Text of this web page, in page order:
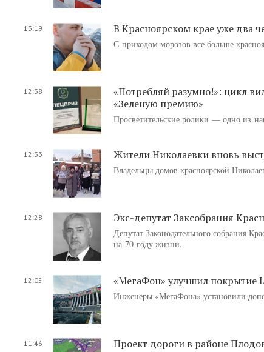
13:19 В Красноярском крае уже два
С приходом морозов все больше
12:38
«Потребляй разумно!»: цикл
«Зеленую премию»
Просветительские ролики — одно из
12:33 Жители Николаевки вновь
Владельцы домов красноярской
12:28 Экс-депутат Заксобрания
Депутат Законодательного собрания
на 70 году жизни.
12:05 «МегаФон» улучшил покрытие
Инженеры «МегаФона» установили
11:46 Проект дороги в районе